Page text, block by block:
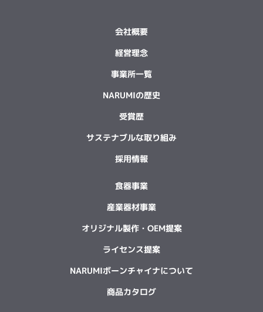
会社概要
経営理念
事業所一覧
NARUMIの歴史
受賞歴
サステナブルな取り組み
採用情報
食器事業
産業器材事業
オリジナル製作・OEM提案
ライセンス提案
NARUMIボーンチャイナについて
商品カタログ